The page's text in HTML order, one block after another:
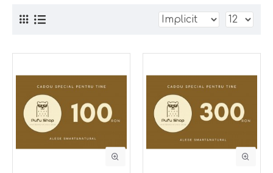
:) Oricare ar fi ocazia, alege smart!